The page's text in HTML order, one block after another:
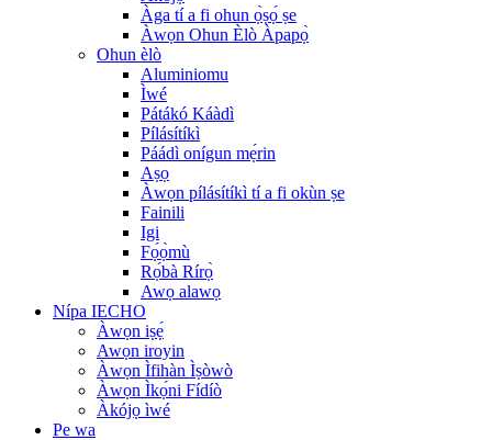
Àga tí a fi ohun ọ̀ṣọ́ ṣe
Àwọn Ohun Èlò Àpapọ̀
Ohun èlò
Aluminiomu
Ìwé
Pátákó Káàdì
Pílásítíkì
Páádì onígun mẹ́rin
Aṣọ
Àwọn pílásítíkì tí a fi okùn ṣe
Fainili
Igi
Fọ́ọ̀mù
Rọ́bà Rírọ̀
Awọ alawọ
Nípa IECHO
Àwọn iṣẹ́
Awọn iroyin
Àwọn Ìfihàn Ìṣòwò
Àwọn Ìkọ́ni Fídíò
Àkójọ ìwé
Pe wa